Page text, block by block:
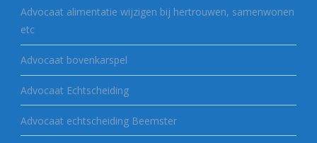
Advocaat alimentatie wijzigen bij hertrouwen, samenwonen
etc
Advocaat bovenkarspel
Advocaat Echtscheiding
Advocaat echtscheiding Beemster